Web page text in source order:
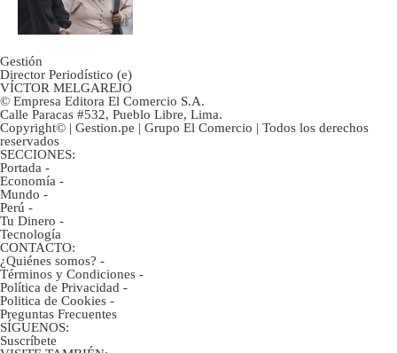
Gestión
Director Periodístico (e)
VÍCTOR MELGAREJO
© Empresa Editora El Comercio S.A.
Calle Paracas #532, Pueblo Libre, Lima.
Copyright© | Gestion.pe | Grupo El Comercio | Todos los derechos
reservados
SECCIONES:
Portada -
Economía -
Mundo -
Perú -
Tu Dinero -
Tecnología
CONTACTO:
¿Quiénes somos? -
Términos y Condiciones -
Política de Privacidad -
Politica de Cookies -
Preguntas Frecuentes
SÍGUENOS:
Suscríbete